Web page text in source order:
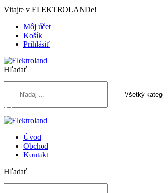
Vitajte v ELEKTROLANDe!
Môj účet
Košík
Prihlásiť
Hľadať
Úvod
Obchod
Kontakt
Hľadať